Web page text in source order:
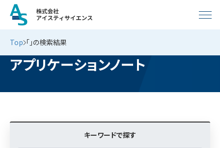
Top 「」の検索結果
アプリケーションノート
キーワードで探す